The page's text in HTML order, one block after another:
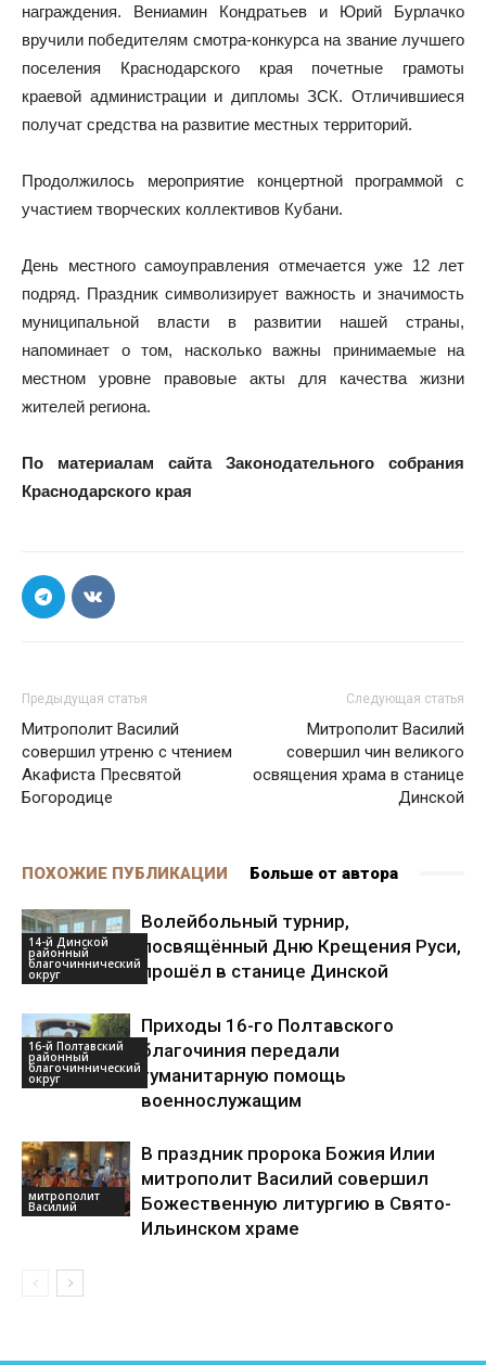
награждения. Вениамин Кондратьев и Юрий Бурлачко
вручили победителям смотра-конкурса на звание лучшего
поселения Краснодарского края почетные грамоты
краевой администрации и дипломы ЗСК. Отличившиеся
получат средства на развитие местных территорий.
Продолжилось мероприятие концертной программой с
участием творческих коллективов Кубани.
День местного самоуправления отмечается уже 12 лет
подряд. Праздник символизирует важность и значимость
муниципальной власти в развитии нашей страны,
напоминает о том, насколько важны принимаемые на
местном уровне правовые акты для качества жизни
жителей региона.
По материалам сайта Законодательного собрания
Краснодарского края
Предыдущая статья
Митрополит Василий
совершил утреню с чтением
Акафиста Пресвятой
Богородице
Следующая статья
Митрополит Василий
совершил чин великого
освящения храма в станице
Динской
ПОХОЖИЕ ПУБЛИКАЦИИ Больше от автора
14-й Динской
районный
благочиннический
округ
Волейбольный турнир,
посвящённый Дню Крещения Руси,
прошёл в станице Динской
16-й Полтавский
районный
благочиннический
округ
Приходы 16-го Полтавского
благочиния передали
гуманитарную помощь
военнослужащим
митрополит
Василий
В праздник пророка Божия Илии
митрополит Василий совершил
Божественную литургию в Свято-
Ильинском храме